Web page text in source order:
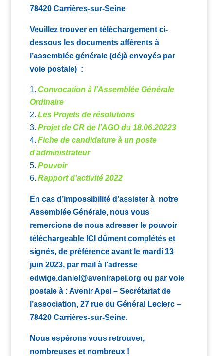
78420 Carrières-sur-Seine
Veuillez trouver en téléchargement ci-
dessous les documents afférents à
l’assemblée générale (déjà envoyés par
voie postale) :
Convocation à l’Assemblée Générale
Ordinaire
Les Projets de résolutions
Projet de CR de l’AGO du 18.06.20223
Fiche de candidature à un poste
d’administrateur
Pouvoir
Rapport d’activité 2022
En cas d’impossibilité d’assister à notre
Assemblée Générale, nous vous
remercions de nous adresser le pouvoir
téléchargeable ICI dûment complétés et
signés, de préférence avant le mardi 13
juin 2023,par mail à l’adresse
edwige.daniel@avenirapei.org ou par voie
postale à : Avenir Apei – Secrétariat de
l’association, 27 rue du Général Leclerc –
78420 Carrières-sur-Seine.
Nous espérons vous retrouver,
nombreuses et nombreux !